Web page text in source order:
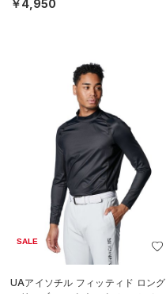
￥4,950
SALE
UAアイソチル フィッティド ロング